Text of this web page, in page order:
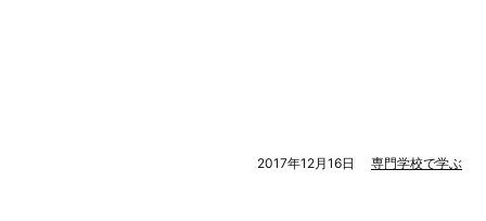
2017年12月16日 専門学校で学ぶ